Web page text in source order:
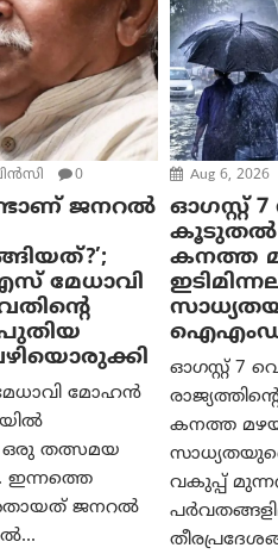
0
ജനറൽ
മേധാവി
മോഹൻ
ഒരു തത്സമയ
ഇന്നത്തെ
ജനറൽ
Aug 6, 2026
ഓഗസ്റ്റ്
കൂടുതൽ
കനത്ത
ഐഎംഡി
ഓഗസ്റ്റ് 7
കനത്ത
വകുപ്പ്